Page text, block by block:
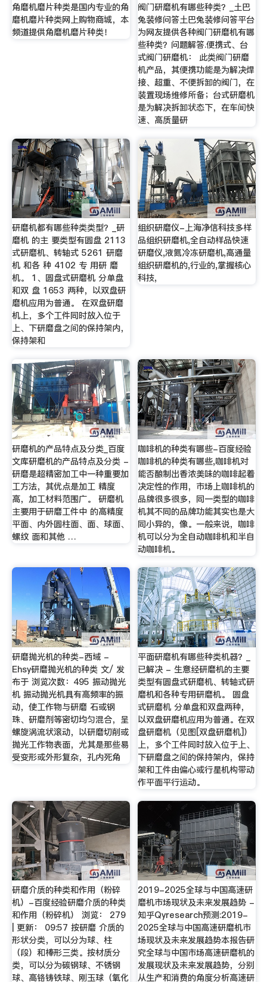
角磨机磨片种类是国内专业的角
磨机磨片种类网上购物商城，本
频道提供角磨机磨片种类！
阀门研磨机有哪些种类？_土巴
兔装修问答土巴兔装修问答平台
为网友提供各种阀门研磨机有哪
些种类？问题解答.便携式、台
式阀门研磨机： 此类阀门研磨
机产品，其便携功能是为解决焊
接、超重、不便拆卸的阀门，在
装置现场维修所备；台式研磨机
是为解决拆卸状态下，在车间快
速、高质量研
研磨机都有哪些种类类型？_研
磨机 的主 要类型有圆盘 2113
式研磨机、转轴式 5261 研磨
机 和各 种 4102 专 用研 磨
机。 1、圆盘式研磨机 分单盘
和双 盘 1653 两种，以双盘研
磨机应用为普通。 在双盘研磨
机上，多个工件同时放入位于
上、下研磨盘之间的保持架内，
保持架和
组织研磨仪-上海净信科技多样
品组织研磨机,全自动样品快速
研磨仪,液氮冷冻研磨机,高通量
组织研磨机的,行业的,掌握核心
科技,
研磨机的产品特点及分类_百度
文库研磨机的产品特点及分类 -
研磨是超精密加工中一种重要加
工方法，其优点是加工 精度
高，加工材料范围广。 研磨机
主要用于研磨工件中 的高精度
平面、内外圆柱面、面、球面、
螺纹 面和其他 …
咖啡机的种类有哪些-百度经验
咖啡机的种类有哪些,咖啡机对
能否酿制出香浓美味的咖啡起着
决定性的作用，市场上咖啡机的
品牌很多很多，同一类型的咖啡
机其不同的品牌功能其实也是大
同小异的，像。一般来说，咖啡
机可以分为全自动咖啡机和半自
动咖啡机。
研磨抛光机的种类-西域 -
Ehsy研磨抛光机的种类 文/ 发
布于 浏览次数：495 振动抛光
机 振动抛光机具有高频率的振
动，使工作物与研磨 石或钢
珠、研磨剂等密切均匀混合，呈
螺旋涡流状滚动，以研磨切削或
抛光工作物表面，尤其是那些易
受变形或外形复杂，孔内死角
平面研磨机有哪些种类机器？_
已解决 - 生意经研磨机的主要
类型有圆盘式研磨机、转轴式研
磨机和各种专用研磨机。 圆盘
式研磨机 分单盘和双盘两种，
以双盘研磨机应用为普通。在双
盘研磨机（见图[双盘研磨机]）
上，多个工件同时放入位于上、
下研磨盘之间的保持架内，保持
架和工件由偏心或行星机构带动
作平面平行运动。
研磨介质的种类和作用（粉碎
机）-百度经验研磨介质的种类
和作用（粉碎机） 浏览： 279
| 更新： 09:57 按研磨 介质的
形状分类，可以分为球、柱
（段）和棒形三类。按材质分
类，可以分为碳钢球、不锈钢
球、高铬铸铁球、刚玉球（氧化
2019-2025全球与中国高速研
磨机市场现状及未来发展趋势 -
知乎Qyresearch预测:2019-
2025全球与中国高速研磨机市
场现状及未来发展趋势本报告研
究全球与中国市场高速研磨机的
发展现状及未来发展趋势，分别
从生产和消费的角度分析高速研